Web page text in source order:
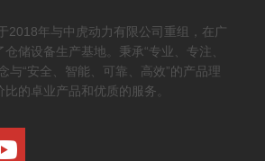
2018年与中虎动力有限公司重组，在广
储设备生产基地。秉承“专业、专注、
与“安全、智能、可靠、高效”的产品理
的卓业产品和优质的服务。